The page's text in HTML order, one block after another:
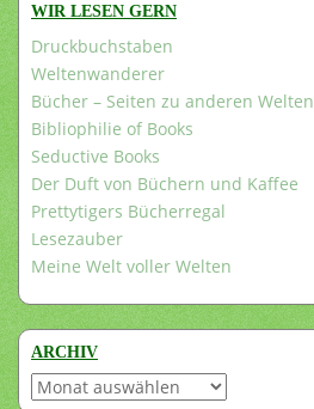
WIR LESEN GERN
Druckbuchstaben
Weltenwanderer
Bücher – Seiten zu anderen Welten
Bibliophilie of Books
Seductive Books
Der Duft von Büchern und Kaffee
Prettytigers Bücherregal
Lesezauber
Meine Welt voller Welten
ARCHIV
Archiv